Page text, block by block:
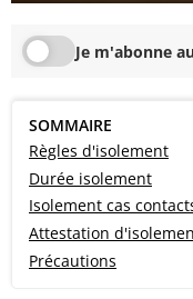
Je m'abonne
SOMMAIRE
Règles d'isolement
Durée isolement
Isolement cas
Attestation
Précautions